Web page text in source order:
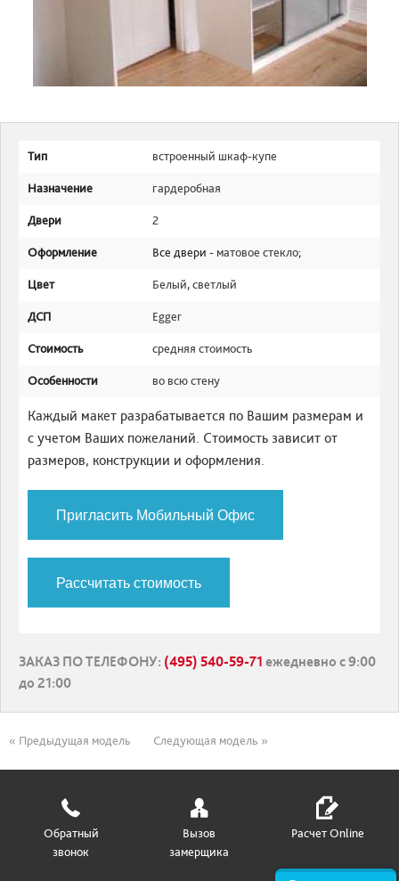
Тип встроенный шкаф-купе
Назначение гардеробная
Двери 2
Оформление Все двери - матовое стекло;
Цвет Белый,светлый
ДСП Egger
Стоимость средняя стоимость
Особенности во всю стену
Каждый макет разрабатывается по Вашим размерам и
с учетом Ваших пожеланий. Стоимость зависит от
размеров, конструкции и оформления.
Пригласить Мобильный Офис
Рассчитать стоимость
ЗАКАЗ ПО ТЕЛЕФОНУ: (495) 540-59-71 ежедневно с 9:00
до 21:00
« Предыдущая модель Следующая модель »
Обратный
звонок
Вызов
замерщика
Расчет Online